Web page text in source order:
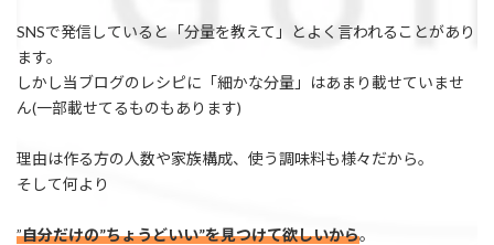
SNSで発信していると「分量を教えて」とよく言われることがあり
ます。
しかし当ブログのレシピに「細かな分量」はあまり載せていませ
ん(一部載せてるものもあります)
理由は作る方の人数や家族構成、使う調味料も様々だから。
そして何より
”自分だけの”ちょうどいい”を見つけて欲しいから。